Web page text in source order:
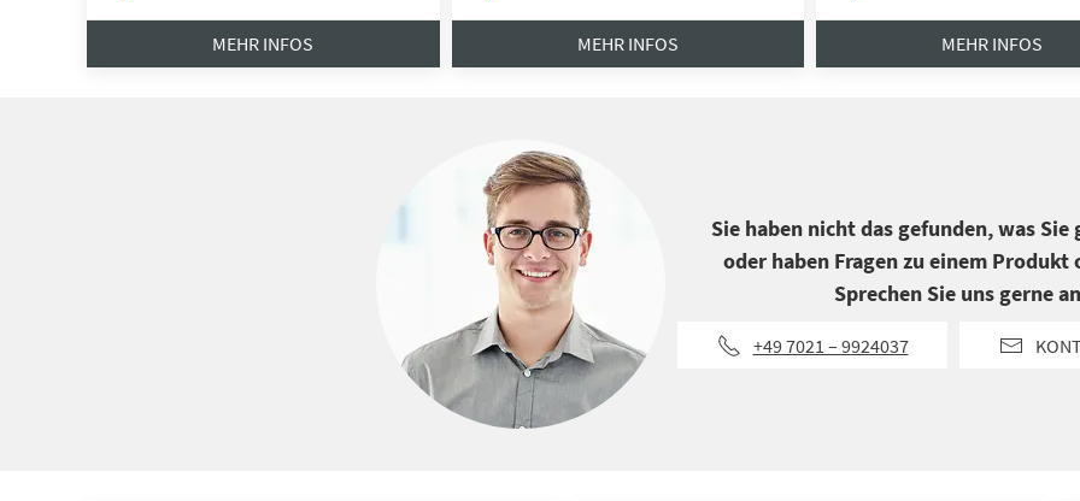
MEHR INFOS MEHR INFOS MEHR INFOS
Sie haben nicht das gefunden, was Sie
oder haben Fragen zu einem Produkt
Sprechen Sie uns gerne
+49 7021 – 9924037